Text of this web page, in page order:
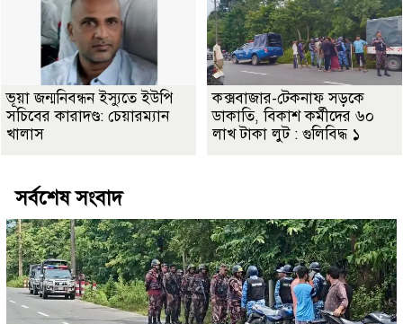
ভূয়া জন্মনিবন্ধন ইস্যুতে ইউপি
সচিবের কারাদণ্ড: চেয়ারম্যান
খালাস
কক্সবাজার-টেকনাফ সড়কে
ডাকাতি, বিকাশ কর্মীদের ৬০
লাখ টাকা লুট : গুলিবিদ্ধ ১
সর্বশেষ সংবাদ